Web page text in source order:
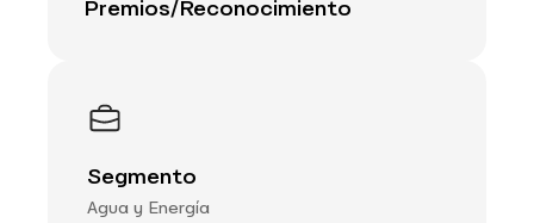
Premios/Reconocimiento
Segmento
Agua y Energía